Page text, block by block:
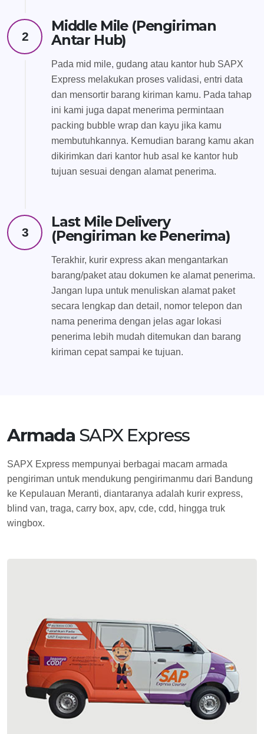
2
Middle Mile (Pengiriman
Antar Hub)
Pada mid mile, gudang atau kantor hub SAPX
Express melakukan proses validasi, entri data
dan mensortir barang kiriman kamu. Pada tahap
ini kami juga dapat menerima permintaan
packing bubble wrap dan kayu jika kamu
membutuhkannya. Kemudian barang kamu akan
dikirimkan dari kantor hub asal ke kantor hub
tujuan sesuai dengan alamat penerima.
3
Last Mile Delivery
(Pengiriman ke Penerima)
Terakhir, kurir express akan mengantarkan
barang/paket atau dokumen ke alamat penerima.
Jangan lupa untuk menuliskan alamat paket
secara lengkap dan detail, nomor telepon dan
nama penerima dengan jelas agar lokasi
penerima lebih mudah ditemukan dan barang
kiriman cepat sampai ke tujuan.
Armada SAPX Express
SAPX Express mempunyai berbagai macam armada
pengiriman untuk mendukung pengirimanmu dari Bandung
ke Kepulauan Meranti, diantaranya adalah kurir express,
blind van, traga, carry box, apv, cde, cdd, hingga truk
wingbox.